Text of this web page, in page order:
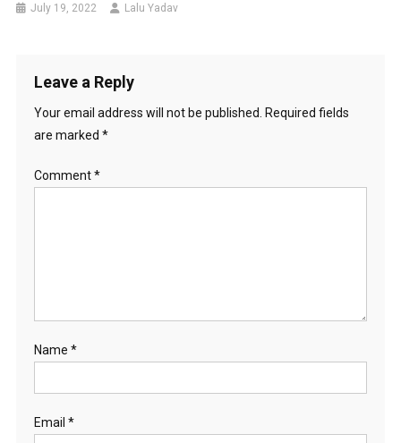
July 19, 2022 Lalu Yadav
Leave a Reply
Your email address will not be published. Required fields
are marked *
Comment*
Name *
Email *